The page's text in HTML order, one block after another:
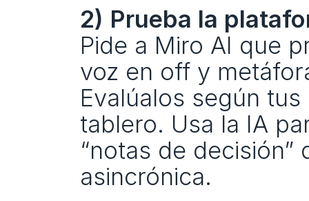
2) Prueba la
Pide a Miro AI que
voz en off y
Evalúalos según
tablero. Usa la IA
“notas de
asincrónica.